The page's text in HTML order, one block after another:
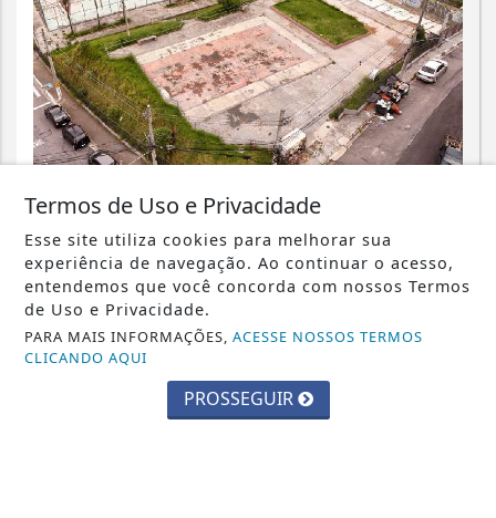
BARUERI
Barueri ganhará novo Centro
Comunitário no Vale do Sol
Saiba Mais
Termos de Uso e Privacidade
Esse site utiliza cookies para melhorar sua
experiência de navegação. Ao continuar o acesso,
entendemos que você concorda com nossos Termos
de Uso e Privacidade.
PARA MAIS INFORMAÇÕES,ACESSE NOSSOS TERMOS
CLICANDO AQUI
PROSSEGUIR